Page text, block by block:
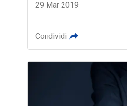
29 Mar 2019
Condividi